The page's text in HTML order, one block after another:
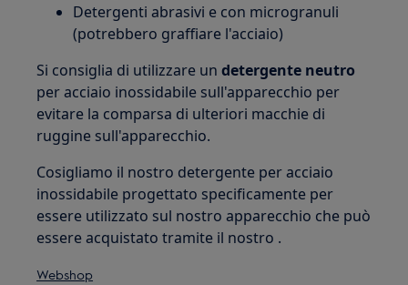
Detergenti abrasivi e con microgranuli
(potrebbero graffiare l'acciaio)
Si consiglia di utilizzare undetergente neutro
per acciaio inossidabile sull'apparecchio per
evitare la comparsa di ulteriori macchie di
ruggine sull'apparecchio.
Cosigliamo il nostro detergente per acciaio
inossidabile progettato specificamente per
essere utilizzato sul nostro apparecchio che può
essere acquistato tramite il nostro .
Webshop